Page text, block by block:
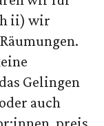
ii) wir
Gelingen
auch